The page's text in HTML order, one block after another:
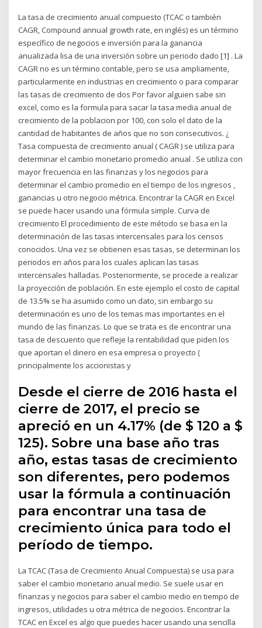
La tasa de crecimiento anual compuesto (TCAC o también
CAGR, Compound annual growth rate, en inglés) es un término
específico de negocios e inversión para la ganancia
anualizada lisa de una inversión sobre un periodo dado [1] . La
CAGR no es un término contable, pero se usa ampliamente,
particularmente en industrias en crecimiento o para comparar
las tasas de crecimiento de dos Por favor alguien sabe sin
excel, como es la formula para sacar la tasa media anual de
crecimiento de la poblacion por 100, con solo el dato de la
cantidad de habitantes de años que no son consecutivos. ¿
Tasa compuesta de crecimiento anual ( CAGR ) se utiliza para
determinar el cambio monetario promedio anual . Se utiliza con
mayor frecuencia en las finanzas y los negocios para
determinar el cambio promedio en el tiempo de los ingresos ,
ganancias u otro negocio métrica. Encontrar la CAGR en Excel
se puede hacer usando una fórmula simple. Curva de
crecimiento El procedimiento de este método se basa en la
determinación de las tasas intercensales para los censos
conocidos. Una vez se obtienen esas tasas, se determinan los
periodos en años para los cuales aplican las tasas
intercensales halladas. Posteriormente, se procede a realizar
la proyección de población. En este ejemplo el costo de capital
de 13.5% se ha asumido como un dato, sin embargo su
determinación es uno de los temas mas importantes en el
mundo de las finanzas. Lo que se trata es de encontrar una
tasa de descuento que refleje la rentabilidad que piden los
que aportan el dinero en esa empresa o proyecto (
principalmente los accionistas y
Desde el cierre de 2016 hasta el
cierre de 2017, el precio se
apreció en un 4.17% (de $ 120 a $
125). Sobre una base año tras
año, estas tasas de crecimiento
son diferentes, pero podemos
usar la fórmula a continuación
para encontrar una tasa de
crecimiento única para todo el
período de tiempo.
La TCAC (Tasa de Crecimiento Anual Compuesta) se usa para
saber el cambio monetario anual medio. Se suele usar en
finanzas y negocios para saber el cambio medio en tiempo de
ingresos, utilidades u otra métrica de negocios. Encontrar la
TCAC en Excel es algo que puedes hacer usando una sencilla